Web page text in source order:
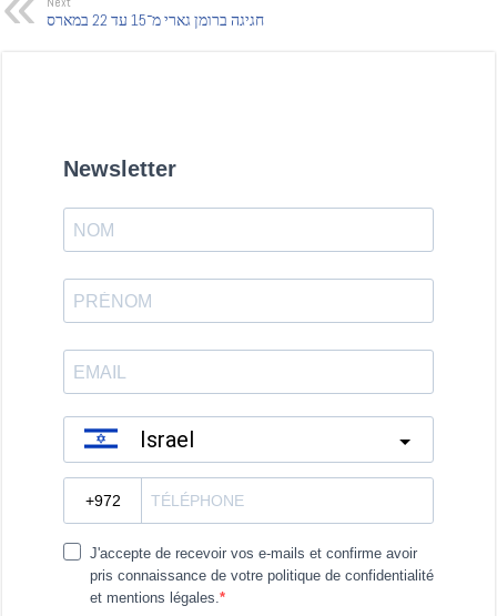
חגיגה ברומן גארי מ־15 עד 22 במארס